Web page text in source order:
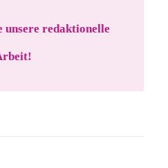
unsere redaktionelle